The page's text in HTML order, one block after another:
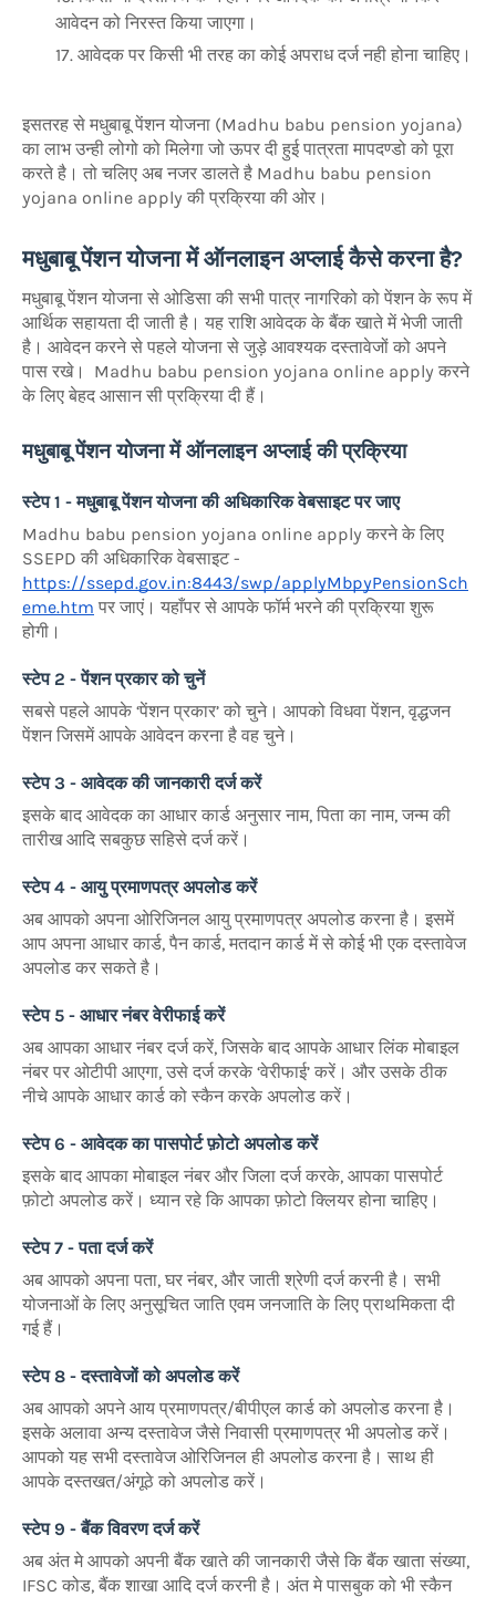
आवेदन को निरस्त किया जाएगा।
आवेदक पर किसी भी तरह का कोई अपराध दर्ज नही होना चाहिए।
इसतरह से मधुबाबू पेंशन योजना (Madhu babu pension yojana)
का लाभ उन्ही लोगो को मिलेगा जो ऊपर दी हुई पात्रता मापदण्डो को पूरा
करते है। तो चलिए अब नजर डालते है Madhu babu pension
yojana online apply की प्रक्रिया की ओर।
मधुबाबू पेंशन योजना में ऑनलाइन अप्लाई कैसे करना है?
मधुबाबू पेंशन योजना से ओडिसा की सभी पात्र नागरिको को पेंशन के रूप में
आर्थिक सहायता दी जाती है। यह राशि आवेदक के बैंक खाते में भेजी जाती
है। आवेदन करने से पहले योजना से जुड़े आवश्यक दस्तावेजों को अपने
पास रखे। Madhu babu pension yojana online apply करने
के लिए बेहद आसान सी प्रक्रिया दी हैं।
मधुबाबू पेंशन योजना में ऑनलाइन अप्लाई की प्रक्रिया
स्टेप 1 - मधुबाबू पेंशन योजना की अधिकारिक वेबसाइट पर जाए
Madhu babu pension yojana online apply करने के लिए
SSEPD की अधिकारिक वेबसाइट -
https://ssepd.gov.in:8443/swp/applyMbpyPensionSch
eme.htm पर जाएं। यहाँपर से आपके फॉर्म भरने की प्रक्रिया शुरू
होगी।
स्टेप 2 - पेंशन प्रकार को चुनें
सबसे पहले आपके ‘पेंशन प्रकार’ को चुने। आपको विधवा पेंशन, वृद्धजन
पेंशन जिसमें आपके आवेदन करना है वह चुने।
स्टेप 3 - आवेदक की जानकारी दर्ज करें
इसके बाद आवेदक का आधार कार्ड अनुसार नाम, पिता का नाम, जन्म की
तारीख आदि सबकुछ सहिसे दर्ज करें।
स्टेप 4 - आयु प्रमाणपत्र अपलोड करें
अब आपको अपना ओरिजिनल आयु प्रमाणपत्र अपलोड करना है। इसमें
आप अपना आधार कार्ड, पैन कार्ड, मतदान कार्ड में से कोई भी एक दस्तावेज
अपलोड कर सकते है।
स्टेप 5 - आधार नंबर वेरीफाई करें
अब आपका आधार नंबर दर्ज करें, जिसके बाद आपके आधार लिंक मोबाइल
नंबर पर ओटीपी आएगा, उसे दर्ज करके ‘वेरीफाई’ करें। और उसके ठीक
नीचे आपके आधार कार्ड को स्कैन करके अपलोड करें।
स्टेप 6 - आवेदक का पासपोर्ट फ़ोटो अपलोड करें
इसके बाद आपका मोबाइल नंबर और जिला दर्ज करके, आपका पासपोर्ट
फ़ोटो अपलोड करें। ध्यान रहे कि आपका फ़ोटो क्लियर होना चाहिए।
स्टेप 7 - पता दर्ज करें
अब आपको अपना पता, घर नंबर, और जाती श्रेणी दर्ज करनी है। सभी
योजनाओं के लिए अनुसूचित जाति एवम जनजाति के लिए प्राथमिकता दी
गई हैं।
स्टेप 8 - दस्तावेजों को अपलोड करें
अब आपको अपने आय प्रमाणपत्र/बीपीएल कार्ड को अपलोड करना है।
इसके अलावा अन्य दस्तावेज जैसे निवासी प्रमाणपत्र भी अपलोड करें।
आपको यह सभी दस्तावेज ओरिजिनल ही अपलोड करना है। साथ ही
आपके दस्तखत/अंगूठे को अपलोड करें।
स्टेप 9 - बैंक विवरण दर्ज करें
अब अंत मे आपको अपनी बैंक खाते की जानकारी जैसे कि बैंक खाता संख्या,
IFSC कोड, बैंक शाखा आदि दर्ज करनी है। अंत मे पासबुक को भी स्कैन